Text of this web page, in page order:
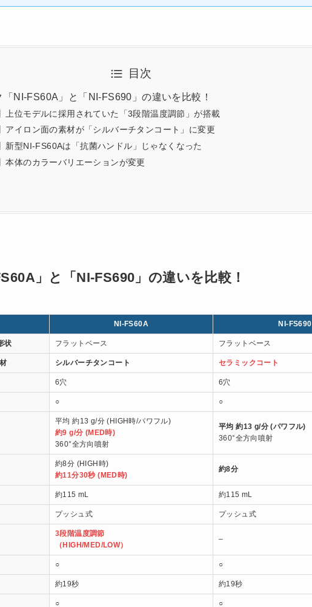
目次
「NI-FS60A」と「NI-FS690」の違いを比較！
上位モデルに採用されていた「3段階温度調節」が搭載
アイロン面の素材が「シルバーチタンコート」に変更
新型NI-FS60Aは「抗菌ハンドル」じゃなくなった
本体のカラーバリエーションが変更
」と「NI-FS690」の違いを比較！
NI-FS60A NI-FS690
状 フラットベース フラットベース
シルバーチタンコート セラミックコート
6穴 6穴
○ ○
平均 約13 g/分 (HIGH時/パワフル)
約9 g/分 (MED時)
360°全方向噴射
平均 約13 g/分 (パワフル)
360°全方向噴射
約8分 (HIGH時)
約11分30秒 (MED時)
約8分
約115 mL 約115 mL
プッシュ式 プッシュ式
3段階温度調節
（HIGH/MED/LOW）
–
○ ○
約19秒 約19秒
○ ○